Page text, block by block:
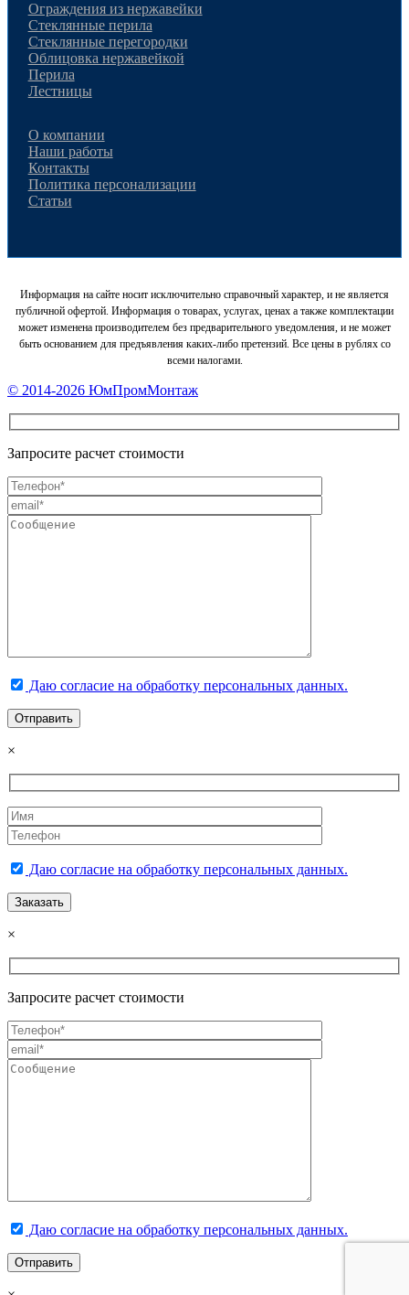
Ограждения из нержавейки
Стеклянные перила
Стеклянные перегородки
Облицовка нержавейкой
Перила
Лестницы
О компании
Наши работы
Контакты
Политика персонализации
Статьи
Информация на сайте носит исключительно справочный характер, и не является
публичной офертой. Информация о товарах, услугах, ценах а также комплектации
может изменена производителем без предварительного уведомления, и не может
быть основанием для предъявления каких-либо претензий. Все цены в рублях со
всеми налогами.
Footer
Content
© 2014-2026 ЮмПромМонтаж
Запросите расчет стоимости
Даю согласие на обработку персональных данных.
×
Даю согласие на обработку персональных данных.
×
Запросите расчет стоимости
Даю согласие на обработку персональных данных.